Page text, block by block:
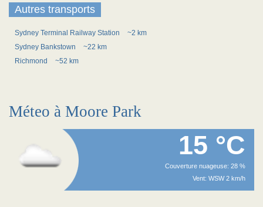
Autres transports
Sydney Terminal Railway Station
~2 km
Sydney Bankstown
~22 km
Richmond
~52 km
Méteo à Moore Park
15 °C
Couverture nuageuse: 28 %
Vent: WSW 2 km/h